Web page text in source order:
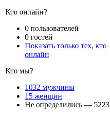
Кто онлайн?
0 пользователей
0 гостей
Показать только тех, кто
онлайн
Кто мы?
1032 мужчины
15 женщин
Не определились — 5223